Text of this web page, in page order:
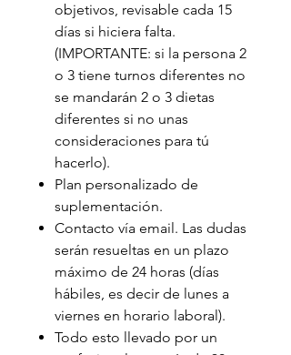
objetivos, revisable cada 15
días si hiciera falta.
(IMPORTANTE: si la persona 2
o 3 tiene turnos diferentes no
se mandarán 2 o 3 dietas
diferentes si no unas
consideraciones para tú
hacerlo).
Plan personalizado de
suplementación.
Contacto vía email. Las dudas
serán resueltas en un plazo
máximo de 24 horas (días
hábiles, es decir de lunes a
viernes en horario laboral).
Todo esto llevado por un